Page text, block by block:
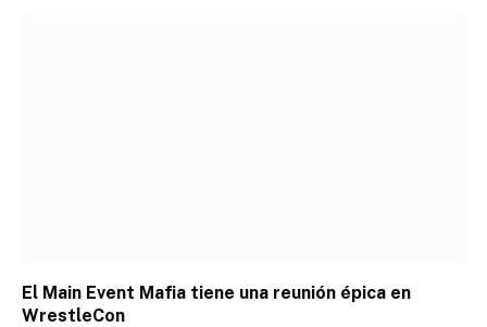
El Main Event Mafia tiene una reunión épica en
WrestleCon